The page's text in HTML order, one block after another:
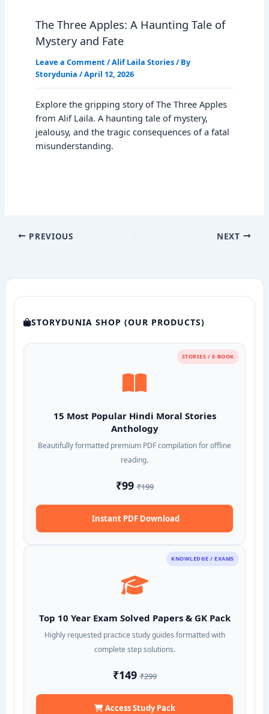
The Three Apples: A Haunting Tale of
Mystery and Fate
Leave a Comment /Alif Laila Stories/ By
Storydunia /April 12, 2026
Explore the gripping story of The Three Apples
from Alif Laila. A haunting tale of mystery,
jealousy, and the tragic consequences of a fatal
misunderstanding.
PREVIOUS NEXT
STORYDUNIA SHOP (OUR PRODUCTS)
STORIES / E-BOOK
15 Most Popular Hindi Moral Stories
Anthology
Beautifully formatted premium PDF compilation for offline
reading.
₹99₹199
Instant PDF Download
KNOWLEDGE / EXAMS
Top 10 Year Exam Solved Papers & GK Pack
Highly requested practice study guides formatted with
complete step solutions.
₹149₹299
Access Study Pack